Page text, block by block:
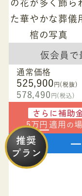
仮会員で
通常価格
525,900 円(税抜)
578,490 円(税込)
さらに補助
5万円 適用 の
推奨
プラン